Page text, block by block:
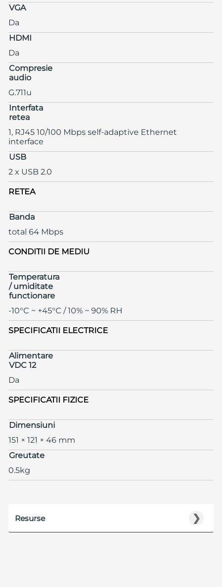
VGA
Da
HDMI
Da
Compresie
audio
G.711u
Interfata
retea
1, RJ45 10/100 Mbps self-adaptive Ethernet
interface
USB
2 x USB 2.0
RETEA
Banda
total 64 Mbps
CONDITII DE MEDIU
Temperatura
/ umiditate
functionare
-10°C ~ +45°C / 10% ~ 90% RH
SPECIFICATII ELECTRICE
Alimentare
VDC 12
Da
SPECIFICATII FIZICE
Dimensiuni
151 × 121 × 46 mm
Greutate
0.5kg
❯
Resurse